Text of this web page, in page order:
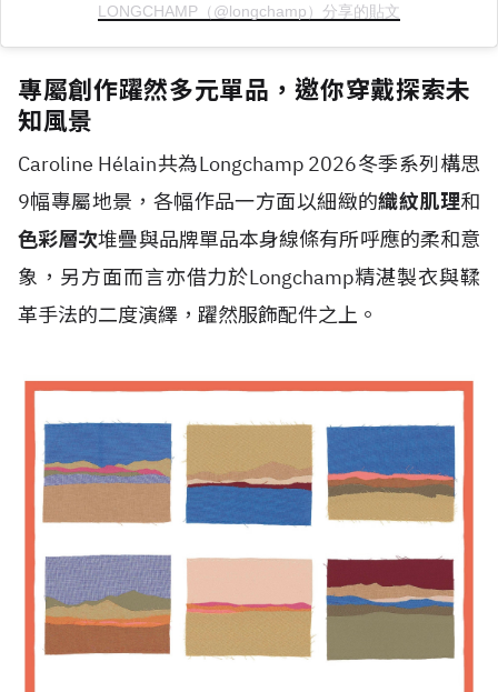
LONGCHAMP（@longchamp）分享的貼文
專屬創作躍然多元單品，邀你穿戴探索未
知風景
Caroline Hélain共為Longchamp 2026冬季系列構思
9幅專屬地景，各幅作品一方面以細緻的織紋肌理和
色彩層次堆疊與品牌單品本身線條有所呼應的柔和意
象，另方面而言亦借力於Longchamp精湛製衣與鞣
革手法的二度演繹，躍然服飾配件之上。